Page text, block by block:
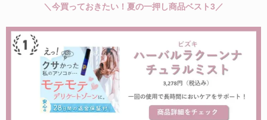
＼今買っておきたい！夏の一押し商品ベスト3／